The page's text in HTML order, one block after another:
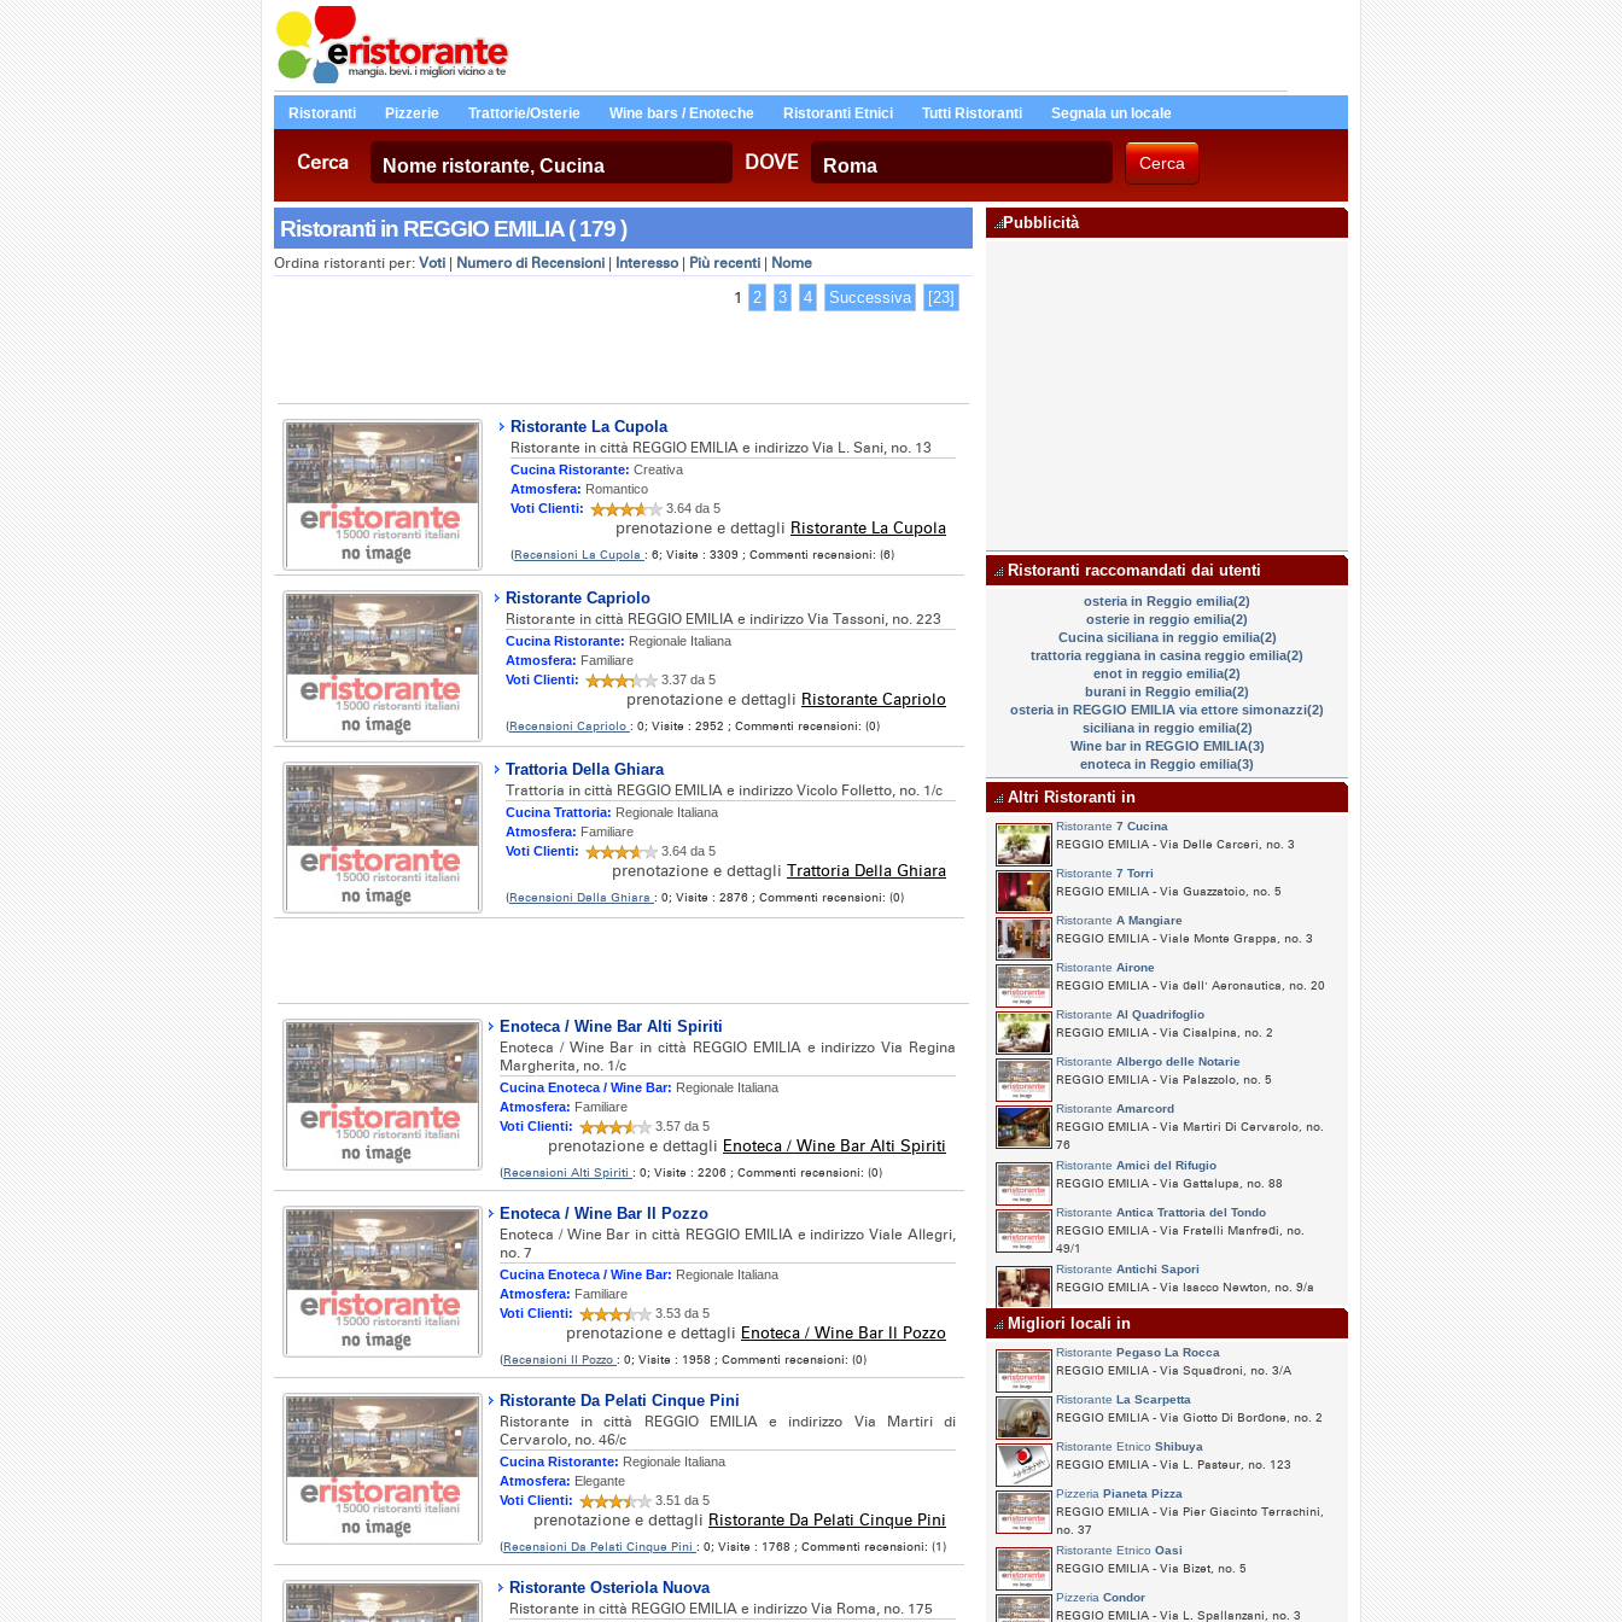
Ristoranti Pizzerie Trattorie/Osterie Wine bars / Enoteche Ristoranti Etnici Tutti Ristoranti Segnala un locale
Cerca DOVE
Ristoranti in REGGIO EMILIA ( 179 )
Ordina ristoranti per: Voti Numero di Recensioni Interesso Più recenti Nome
1 2 3 4 Successiva [23]
Ristorante La Cupola
Ristorante in città REGGIO EMILIA e indirizzo Via L. Sani, no. 13
Cucina Ristorante: Creativa
Atmosfera: Romantico
Voti Clienti:
3.64 da 5
prenotazione e dettagli Ristorante La Cupola
(Recensioni La Cupola : 6; Visite : 3309 ; Commenti recensioni: (6)
Ristorante Capriolo
Ristorante in città REGGIO EMILIA e indirizzo Via Tassoni, no. 223
Cucina Ristorante: Regionale Italiana
Atmosfera: Familiare
Voti Clienti:
3.37 da 5
prenotazione e dettagli Ristorante Capriolo
(Recensioni Capriolo : 0; Visite : 2952 ; Commenti recensioni: (0)
Trattoria Della Ghiara
Trattoria in città REGGIO EMILIA e indirizzo Vicolo Folletto, no. 1/c
Cucina Trattoria: Regionale Italiana
Atmosfera: Familiare
Voti Clienti:
3.64 da 5
prenotazione e dettagli Trattoria Della Ghiara
(Recensioni Della Ghiara : 0; Visite : 2876 ; Commenti recensioni: (0)
Enoteca / Wine Bar Alti Spiriti
Enoteca / Wine Bar in città REGGIO EMILIA e indirizzo Via Regina
Margherita, no. 1/c
Cucina Enoteca / Wine Bar: Regionale Italiana
Atmosfera: Familiare
Voti Clienti:
3.57 da 5
prenotazione e dettagli Enoteca / Wine Bar Alti Spiriti
(Recensioni Alti Spiriti : 0; Visite : 2206 ; Commenti recensioni: (0)
Enoteca / Wine Bar Il Pozzo
Enoteca / Wine Bar in città REGGIO EMILIA e indirizzo Viale Allegri,
no. 7
Cucina Enoteca / Wine Bar: Regionale Italiana
Atmosfera: Familiare
Voti Clienti:
3.53 da 5
prenotazione e dettagli Enoteca / Wine Bar Il Pozzo
(Recensioni Il Pozzo : 0; Visite : 1958 ; Commenti recensioni: (0)
Ristorante Da Pelati Cinque Pini
Ristorante in città REGGIO EMILIA e indirizzo Via Martiri di
Cervarolo, no. 46/c
Cucina Ristorante: Regionale Italiana
Atmosfera: Elegante
Voti Clienti:
3.51 da 5
prenotazione e dettagli Ristorante Da Pelati Cinque Pini
(Recensioni Da Pelati Cinque Pini : 0; Visite : 1768 ; Commenti recensioni: (1)
Ristorante Osteriola Nuova
Ristorante in città REGGIO EMILIA e indirizzo Via Roma, no. 175
Pubblicità
Ristoranti raccomandati dai utenti
osteria in Reggio emilia(2)
osterie in reggio emilia(2)
Cucina siciliana in reggio emilia(2)
trattoria reggiana in casina reggio emilia(2)
enot in reggio emilia(2)
burani in Reggio emilia(2)
osteria in REGGIO EMILIA via ettore simonazzi(2)
siciliana in reggio emilia(2)
Wine bar in REGGIO EMILIA(3)
enoteca in Reggio emilia(3)
Altri Ristoranti in
Ristorante 7 Cucina
REGGIO EMILIA - Via Delle Carceri, no. 3
Ristorante 7 Torri
REGGIO EMILIA - Via Guazzatoio, no. 5
Ristorante A Mangiare
REGGIO EMILIA - Viale Monte Grappa, no. 3
Ristorante Airone
REGGIO EMILIA - Via dell' Aeronautica, no. 20
Ristorante Al Quadrifoglio
REGGIO EMILIA - Via Cisalpina, no. 2
Ristorante Albergo delle Notarie
REGGIO EMILIA - Via Palazzolo, no. 5
Ristorante Amarcord
REGGIO EMILIA - Via Martiri Di Cervarolo, no.
76
Ristorante Amici del Rifugio
REGGIO EMILIA - Via Gattalupa, no. 88
Ristorante Antica Trattoria del Tondo
REGGIO EMILIA - Via Fratelli Manfredi, no.
49/1
Ristorante Antichi Sapori
REGGIO EMILIA - Via Isacco Newton, no. 9/a
Migliori locali in
Ristorante Pegaso La Rocca
REGGIO EMILIA - Via Squadroni, no. 3/A
Ristorante La Scarpetta
REGGIO EMILIA - Via Giotto Di Bordone, no. 2
Ristorante Etnico Shibuya
REGGIO EMILIA - Via L. Pasteur, no. 123
Pizzeria Pianeta Pizza
REGGIO EMILIA - Via Pier Giacinto Terrachini,
no. 37
Ristorante Etnico Oasi
REGGIO EMILIA - Via Bizet, no. 5
Pizzeria Condor
REGGIO EMILIA - Via L. Spallanzani, no. 3